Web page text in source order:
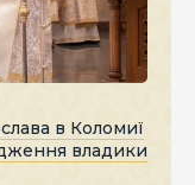
в Коломиї
владики